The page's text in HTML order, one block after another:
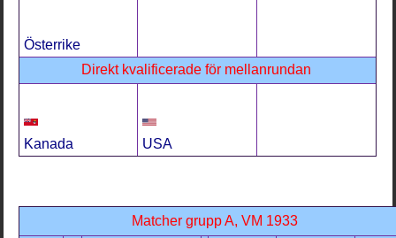
Österrike
Direkt kvalificerade för mellanrundan
Kanada USA
Matcher grupp A, VM 1933